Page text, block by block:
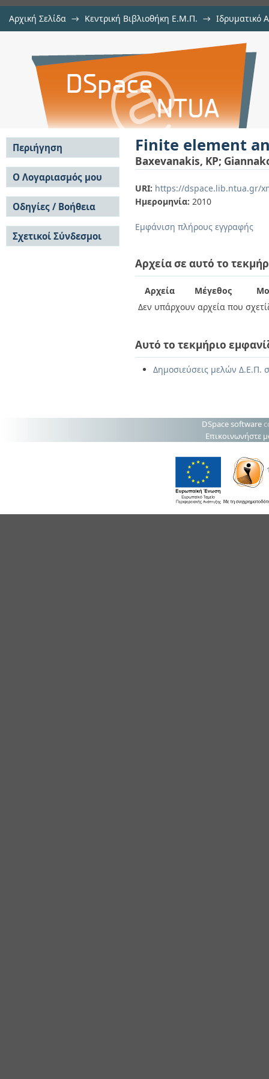
Αρχική Σελίδα → Κεντρική Βιβλιοθήκη Ε.Μ.Π. → Ιδρυματικό
Finite element analysis of
Finite element
Baxevanakis, KP;
URI: https://dspace.lib.ntua.gr/
Ημερομηνία: 2010
Εμφάνιση πλήρους εγγραφής
Αρχεία σε αυτό το
Αρχεία Μέγεθος
Δεν υπάρχουν αρχεία που
Αυτό το τεκμήριο
Δημοσιεύσεις μελών Δ.Ε.Π.
Περιήγηση
Σε όλο το DSpace
Κοινότητες & Συλλογές
Ανά Ημερομηνία
Έκδοσης
Συγγραφείς
Τίτλοι
Θέματα
Ο Λογαριασμός μου
Σύνδεση
Εγγραφή
Οδηγίες / Βοήθεια
Οδηγίες Υποβολής
Οδηγίες Χρήσης ΙΑ
Συχνές Ερωτήσεις
Σχετικοί Σύνδεσμοι
DSpace software
Επικοινωνήστε